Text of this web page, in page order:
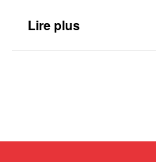
Lire plus